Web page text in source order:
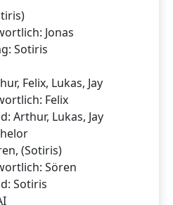
Jonas
Sotiris
Felix, Lukas, Jay
Felix
Arthur, Lukas, Jay
(Sotiris)
Sören
Sotiris